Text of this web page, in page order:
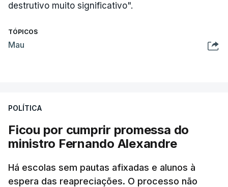
destrutivo muito significativo".
TÓPICOS
Mau
POLÍTICA
Ficou por cumprir promessa do
ministro Fernando Alexandre
Há escolas sem pautas afixadas e alunos à
espera das reapreciações. O processo não